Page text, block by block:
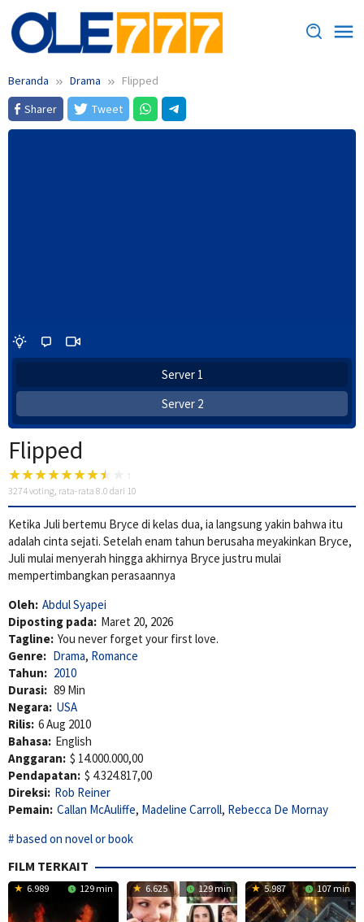
Loncat
ke
konten
Beranda Drama
Flipped
Sharer
Tweet
Server 1
Server 2
Flipped
3274voting, rata-rata 8.0 dari 10
Ketika Juli bertemu Bryce di kelas dua, ia langsung yakin bahwa itu
adalah cinta sejati. Setelah enam tahun berusaha meyakinkan Bryce,
Juli mulai menyerah hingga akhirnya Bryce justru mulai
mempertimbangkan perasaannya
Oleh: Abdul Syapei
Diposting pada: Maret 20, 2026
Tagline: You never forget your first love.
Genre: Drama, Romance
Tahun: 2010
Durasi: 89 Min
Negara: USA
Rilis: 6 Aug 2010
Bahasa: English
Anggaran: $ 14.000.000,00
Pendapatan: $ 4.324.817,00
Direksi: Rob Reiner
Pemain: Callan McAuliffe, Madeline Carroll, Rebecca De Mornay
based on novel or book
FILM TERKAIT
6.989 129 min 6.625 129 min 5.987 107 min